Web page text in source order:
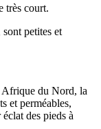
très court.
petites et
du Nord, la
et perméables,
des pieds à